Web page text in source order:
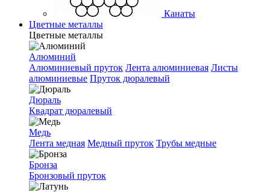
Канаты
Цветные металлы
Цветные металлы
Алюминий
Алюминиевый пруток Лента алюминиевая Листы
алюминиевые Пруток дюралевый
Дюраль
Квадрат дюралевый
Медь
Лента медная Медный пруток Трубы медные
Бронза
Бронзовый пруток